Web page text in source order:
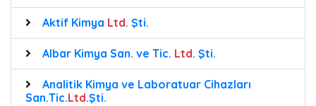
Aktif Kimya Ltd. Şti.
Albar Kimya San. ve Tic. Ltd. Şti.
Analitik Kimya ve Laboratuar Cihazları
San.Tic.Ltd.Şti.